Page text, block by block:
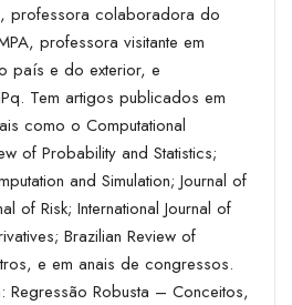
professora colaboradora do
professora visitante em
país e do exterior, e
Tem artigos publicados em
como o Computational
of Probability and Statistics;
and Simulation; Journal of
of Risk; International Journal of
Brazilian Review of
e em anais de congressos.
Regressão Robusta – Conceitos,